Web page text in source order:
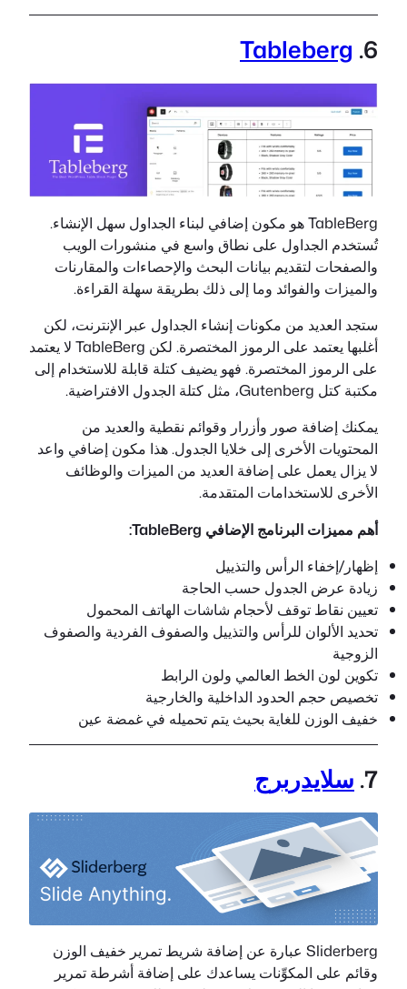
6.
Tableberg
TableBerg هو مكون إضافي لبناء الجداول سهل الإنشاء.
تُستخدم الجداول على نطاق واسع في منشورات الويب
والصفحات لتقديم بيانات البحث والإحصاءات والمقارنات
والميزات والفوائد وما إلى ذلك بطريقة سهلة القراءة.
ستجد العديد من مكونات إنشاء الجداول عبر الإنترنت، لكن
أغلبها يعتمد على الرموز المختصرة. لكن TableBerg لا يعتمد
على الرموز المختصرة. فهو يضيف كتلة قابلة للاستخدام إلى
مكتبة كتل Gutenberg، مثل كتلة الجدول الافتراضية.
يمكنك إضافة صور وأزرار وقوائم نقطية والعديد من
المحتويات الأخرى إلى خلايا الجدول. هذا مكون إضافي واعد
لا يزال يعمل على إضافة العديد من الميزات والوظائف
الأخرى للاستخدامات المتقدمة.
أهم مميزات البرنامج الإضافي TableBerg:
إظهار/إخفاء الرأس والتذييل
زيادة عرض الجدول حسب الحاجة
تعيين نقاط توقف لأحجام شاشات الهاتف المحمول
تحديد الألوان للرأس والتذييل والصفوف الفردية والصفوف
الزوجية
تكوين لون الخط العالمي ولون الرابط
تخصيص حجم الحدود الداخلية والخارجية
خفيف الوزن للغاية بحيث يتم تحميله في غمضة عين
7. سلايدربرج
Sliderberg عبارة عن إضافة شريط تمرير خفيف الوزن
وقائم على المكوِّنات يساعدك على إضافة أشرطة تمرير